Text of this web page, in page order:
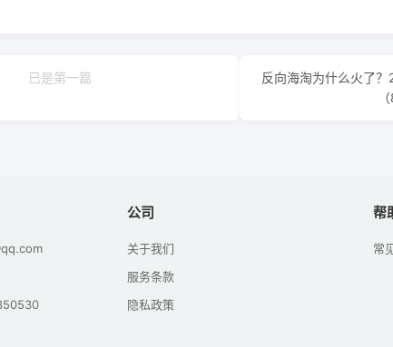
已是第一篇
反向海淘为什么火了
公司
关于我们
服务条款
隐私政策
帮
常